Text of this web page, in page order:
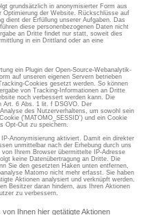
grundsätzlich in anonymisierter Form aus
Optimierung der Website. Rückschlüsse auf
dient der Erfüllung unserer Aufgaben. Das
diese personenbezogenen Daten nicht
an Dritte findet nur statt, soweit dies
in ein Drittland oder an eine
ein Plugin der Open-Source-Webanalytik-
auf unseren eigenen Servern betrieben
Cookies gesetzt werden. So können
von Tracking-Informationen an Dritte
noch verbessert werden kann. Die
Art. 6 Abs. 1 lit. f DSGVO. Der
des Nutzerverhaltens, um sowohl sein
('MATOMO_SESSID') und ein Cookie
Opt-Out zu speichern.
Anonymisierung aktiviert. Damit ein direkter
unmittelbar nach der Erhebung durch uns
Ihrem Browser übermittelte IP-Adresse
keine Datenübertragung an Dritte. Die
Sie den gesetzten Haken unten entfernen,
Matomo nicht mehr erfasst. Sie haben
Aktionen analysiert und verknüpft werden.
Besitzer daran hindern, aus Ihren Aktionen
zu verbessern.